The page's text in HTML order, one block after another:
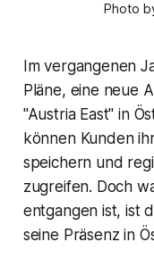
Photo
Im vergangenen
Pläne, eine neue
"Austria East" in
können Kunden
speichern und
zugreifen. Doch
entgangen ist, ist
seine Präsenz in